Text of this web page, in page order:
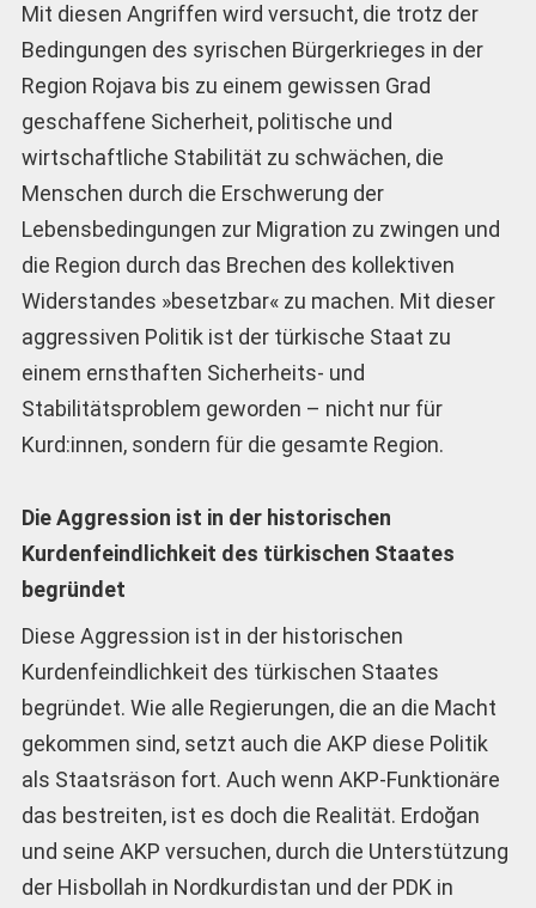
Mit diesen Angriffen wird versucht, die trotz der
Bedingungen des syrischen Bürgerkrieges in der
Region Rojava bis zu einem gewissen Grad
geschaffene Sicherheit, politische und
wirtschaftliche Stabilität zu schwächen, die
Menschen durch die Erschwerung der
Lebensbedingungen zur Migration zu zwingen und
die Region durch das Brechen des kollektiven
Widerstandes »besetzbar« zu machen. Mit dieser
aggressiven Politik ist der türkische Staat zu
einem ernsthaften Sicherheits- und
Stabilitätsproblem geworden – nicht nur für
Kurd:innen, sondern für die gesamte Region.
Die Aggression ist in der historischen
Kurdenfeindlichkeit des türkischen Staates
begründet
Diese Aggression ist in der historischen
Kurdenfeindlichkeit des türkischen Staates
begründet. Wie alle Regierungen, die an die Macht
gekommen sind, setzt auch die AKP diese Politik
als Staatsräson fort. Auch wenn AKP-Funktionäre
das bestreiten, ist es doch die Realität. Erdoğan
und seine AKP versuchen, durch die Unterstützung
der Hisbollah in Nordkurdistan und der PDK in